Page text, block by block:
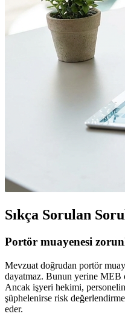
Sıkça Sorulan
Portör muayenesi
Mevzuat doğrudan portör
dayatmaz. Bunun yerine MEB
Ancak işyeri hekimi, personelin
şüphelenirse risk
eder.